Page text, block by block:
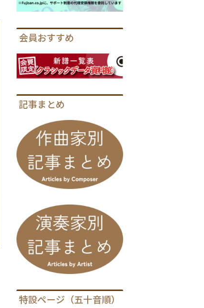
会員おすすめ
記事まとめ
特設ページ（五十音順）